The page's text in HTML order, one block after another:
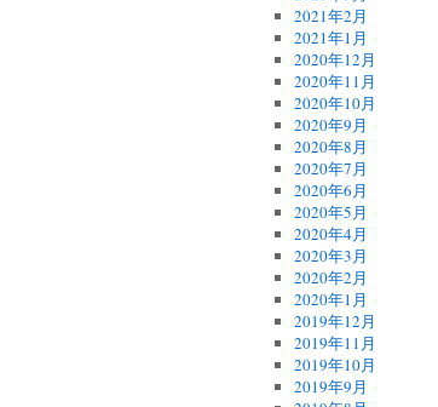
2021年2月
2021年1月
2020年12月
2020年11月
2020年10月
2020年9月
2020年8月
2020年7月
2020年6月
2020年5月
2020年4月
2020年3月
2020年2月
2020年1月
2019年12月
2019年11月
2019年10月
2019年9月